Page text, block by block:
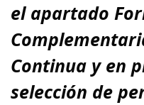
el apartado
Continua y en
selección de